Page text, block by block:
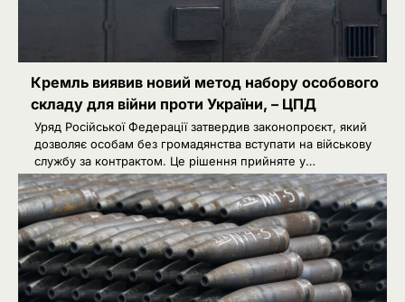
Кремль виявив новий метод набору особового
складу для війни проти України, – ЦПД
Уряд Російської Федерації затвердив законопроєкт, який
дозволяє особам без громадянства вступати на військову
службу за контрактом. Це рішення прийняте у…